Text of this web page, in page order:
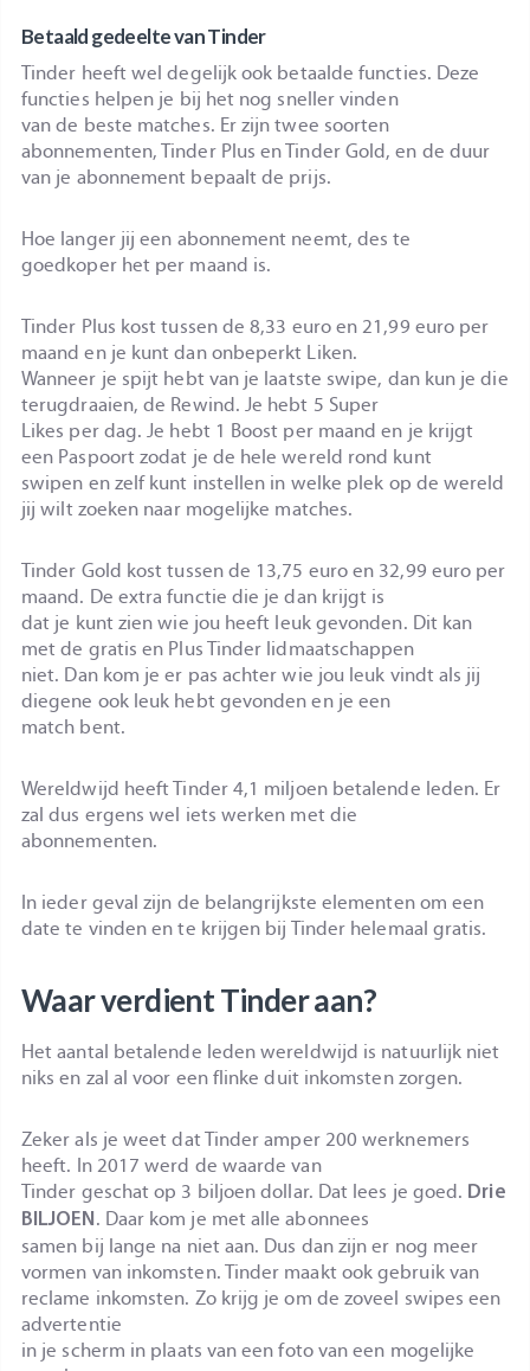
Betaald gedeelte van Tinder
Tinder heeft wel degelijk ook betaalde functies. Deze
functies helpen je bij het nog sneller vinden
van de beste matches. Er zijn twee soorten
abonnementen, Tinder Plus en Tinder Gold, en de duur
van je abonnement bepaalt de prijs.
Hoe langer jij een abonnement neemt, des te
goedkoper het per maand is.
Tinder Plus kost tussen de 8,33 euro en 21,99 euro per
maand en je kunt dan onbeperkt Liken.
Wanneer je spijt hebt van je laatste swipe, dan kun je die
terugdraaien, de Rewind. Je hebt 5 Super
Likes per dag. Je hebt 1 Boost per maand en je krijgt
een Paspoort zodat je de hele wereld rond kunt
swipen en zelf kunt instellen in welke plek op de wereld
jij wilt zoeken naar mogelijke matches.
Tinder Gold kost tussen de 13,75 euro en 32,99 euro per
maand. De extra functie die je dan krijgt is
dat je kunt zien wie jou heeft leuk gevonden. Dit kan
met de gratis en Plus Tinder lidmaatschappen
niet. Dan kom je er pas achter wie jou leuk vindt als jij
diegene ook leuk hebt gevonden en je een
match bent.
Wereldwijd heeft Tinder 4,1 miljoen betalende leden. Er
zal dus ergens wel iets werken met die
abonnementen.
In ieder geval zijn de belangrijkste elementen om een
date te vinden en te krijgen bij Tinder helemaal gratis.
Waar verdient Tinder aan?
Het aantal betalende leden wereldwijd is natuurlijk niet
niks en zal al voor een flinke duit inkomsten zorgen.
Zeker als je weet dat Tinder amper 200 werknemers
heeft. In 2017 werd de waarde van
Tinder geschat op 3 biljoen dollar. Dat lees je goed. Drie
BILJOEN . Daar kom je met alle abonnees
samen bij lange na niet aan. Dus dan zijn er nog meer
vormen van inkomsten. Tinder maakt ook gebruik van
reclame inkomsten. Zo krijg je om de zoveel swipes een
advertentie
in je scherm in plaats van een foto van een mogelijke